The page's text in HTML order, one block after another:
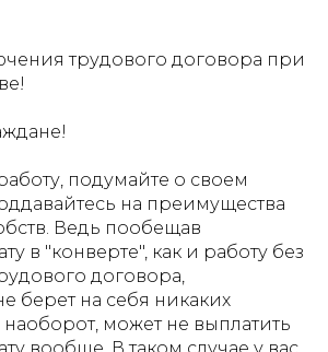
трудового договора при
подумайте о своем
на преимущества
Ведь пообещав
в "конверте", как и работу без
договора,
берет на себя никаких
наоборот, может не выплатить